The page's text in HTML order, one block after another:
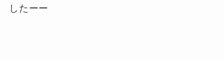
したーー